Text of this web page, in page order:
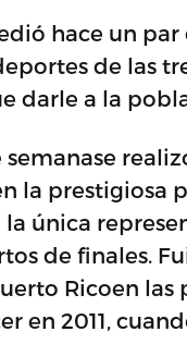
hace un par
de las
darle a la
semanase
la prestigiosa
la única
de finales.
Ricoen las
en 2011,